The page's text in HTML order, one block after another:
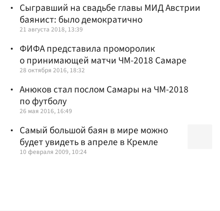
Сыгравший на свадьбе главы МИД Австрии
баянист: было демократично
21 августа 2018, 13:39
ФИФА представила проморолик
о принимающей матчи ЧМ-2018 Самаре
28 октября 2016, 18:32
Анюков стал послом Самары на ЧМ-2018
по футболу
26 мая 2016, 16:49
Самый большой баян в мире можно
будет увидеть в апреле в Кремле
10 февраля 2009, 10:24